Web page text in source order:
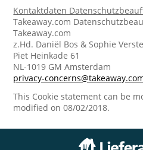
Kontaktdaten
Takeaway.com
Takeaway.com
z.Hd. Daniël Bos & Sophie
Piet Heinkade 61
NL-1019 GM Amsterdam
privacy-
This Cookie statement can be
modified on 08/02/2018.